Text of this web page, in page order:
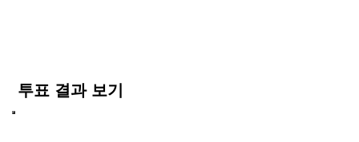
투표 결과 보기